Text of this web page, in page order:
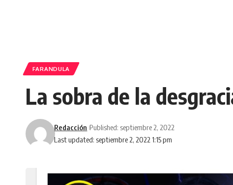
FARANDULA
La sobra de la
Last updated: septiembre 2, 2022 1:15 pm
Redacción Published: septiembre 2, 2022